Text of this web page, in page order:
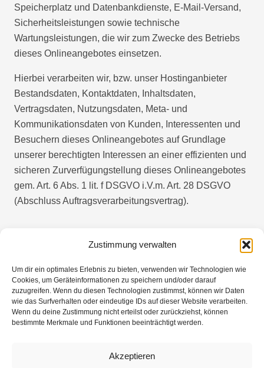
Zustimmung verwalten
Um dir ein optimales Erlebnis zu bieten, verwenden wir Technologien wie
Cookies, um Geräteinformationen zu speichern und/oder darauf
zuzugreifen. Wenn du diesen Technologien zustimmst, können wir Daten
wie das Surfverhalten oder eindeutige IDs auf dieser Website verarbeiten.
Wenn du deine Zustimmung nicht erteilst oder zurückziehst, können
bestimmte Merkmale und Funktionen beeinträchtigt werden.
Akzeptieren
Speicherplatz und Datenbankdienste, E-Mail-Versand,
Sicherheitsleistungen sowie technische
Wartungsleistungen, die wir zum Zwecke des Betriebs
dieses Onlineangebotes einsetzen.
Hierbei verarbeiten wir, bzw. unser Hostinganbieter
Bestandsdaten, Kontaktdaten, Inhaltsdaten,
Vertragsdaten, Nutzungsdaten, Meta- und
Kommunikationsdaten von Kunden, Interessenten und
Besuchern dieses Onlineangebotes auf Grundlage
unserer berechtigten Interessen an einer effizienten und
sicheren Zurverfügungstellung dieses Onlineangebotes
gem. Art. 6 Abs. 1 lit. f DSGVO i.V.m. Art. 28 DSGVO
(Abschluss Auftragsverarbeitungsvertrag).
Erstellt mit Datenschutz-Generator.de von RA Dr.
Thomas Schwenke
Datenschutz